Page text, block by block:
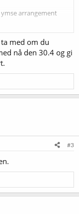
arrangement
Are og holder til i
77503
med om du
nå den 30.4 og gi
#3